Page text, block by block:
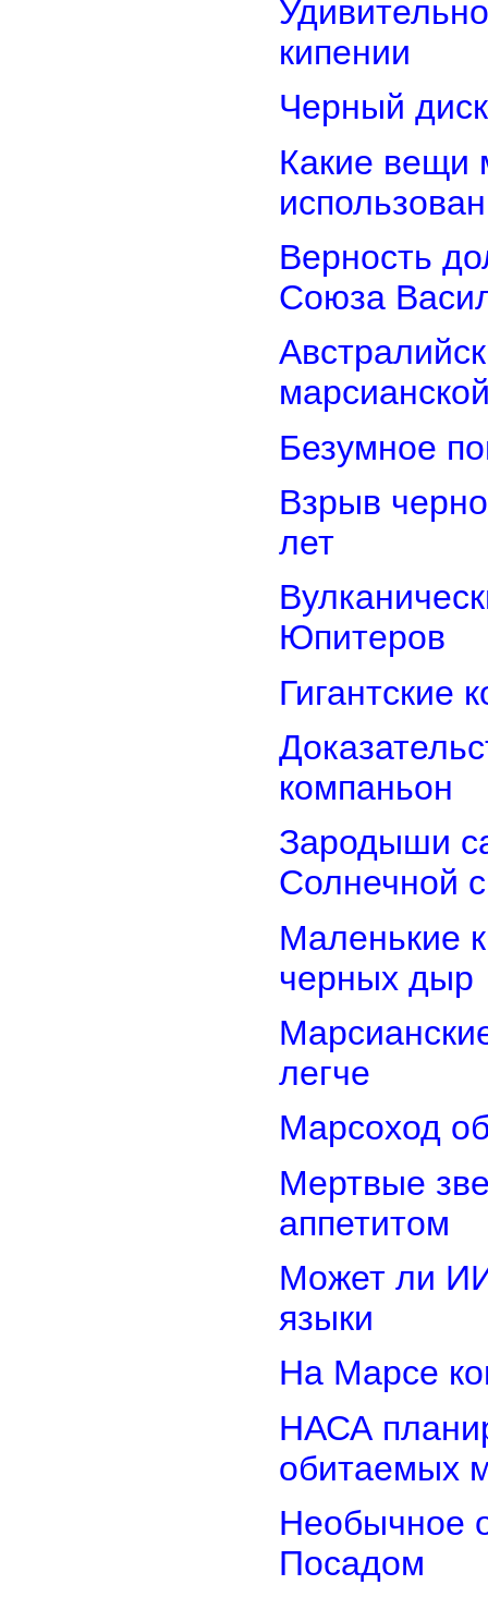
кипении
Черный
Какие вещи
Верность
Союза
Безумное
Взрыв
лет
Юпитеров
Гигантские
компаньон
Зародыши
Солнечной
Маленькие
черных дыр
легче
Марсоход
Мертвые
аппетитом
Может ли
языки
На Марсе
НАСА
обитаемых
Необычное
Посадом